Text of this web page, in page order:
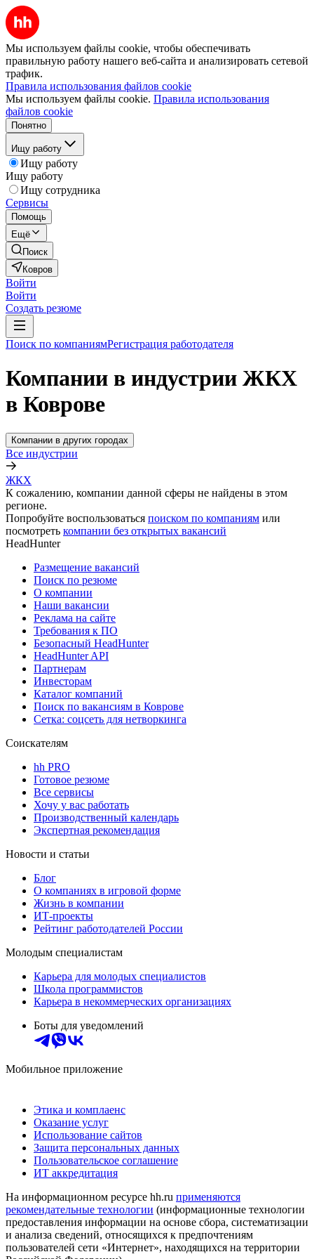
Мы используем файлы cookie, чтобы обеспечивать
правильную работу нашего веб-сайта и анализировать сетевой
трафик.
Правила использования файлов cookie
Мы используем файлы cookie. Правила использования
файлов cookie
Понятно
Ищу работу
Ищу работу
Ищу работу
Ищу сотрудника
Сервисы
Помощь
Ещё
Поиск
Ковров
Войти
Войти
Создать резюме
Поиск по компаниямРегистрация работодателя
Компании в индустрии ЖКХ
в Коврове
Компании в других городах
Все индустрии
ЖКХ
К сожалению, компании данной сферы не найдены в этом
регионе.
Попробуйте воспользоваться поиском по компаниям или
посмотреть компании без открытых вакансий
HeadHunter
Размещение вакансий
Поиск по резюме
О компании
Наши вакансии
Реклама на сайте
Требования к ПО
Безопасный HeadHunter
HeadHunter API
Партнерам
Инвесторам
Каталог компаний
Поиск по вакансиям в Коврове
Сетка: соцсеть для нетворкинга
Соискателям
hh PRO
Готовое резюме
Все сервисы
Хочу у вас работать
Производственный календарь
Экспертная рекомендация
Новости и статьи
Блог
О компаниях в игровой форме
Жизнь в компании
ИТ-проекты
Рейтинг работодателей России
Молодым специалистам
Карьера для молодых специалистов
Школа программистов
Карьера в некоммерческих организациях
Боты для уведомлений
Мобильное приложение
Этика и комплаенс
Оказание услуг
Использование сайтов
Защита персональных данных
Пользовательское соглашение
ИТ аккредитация
На информационном ресурсе hh.ru применяются
рекомендательные технологии (информационные технологии
предоставления информации на основе сбора, систематизации
и анализа сведений, относящихся к предпочтениям
пользователей сети «Интернет», находящихся на территории